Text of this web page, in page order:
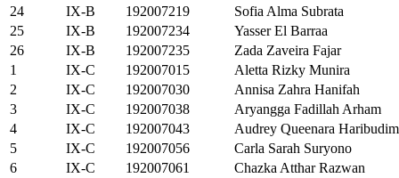
24
IX-B 192007219
Sofia Alma Subrata
25
IX-B 192007234
Yasser El Barraa
26
IX-B 192007235
Zada Zaveira Fajar
1
IX-C 192007015
Aletta Rizky Munira
2
IX-C 192007030
Annisa Zahra Hanifah
3
IX-C 192007038
Aryangga Fadillah Arham
4
IX-C 192007043
Audrey Queenara
5
IX-C 192007056
Carla Sarah Suryono
6
IX-C 192007061
Chazka Atthar Razwan